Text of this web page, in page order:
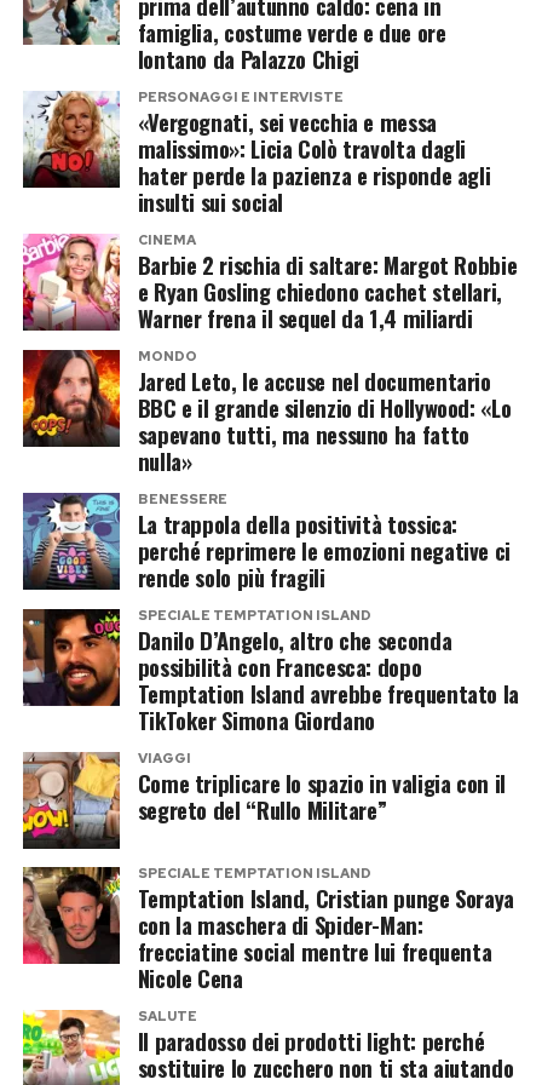
dolcificante e prediligere alimenti freschi e
integri rappresenta l’unica via sostenibile per
ritrovare l’autentica sazietà, proteggere il
microbiota e ripristinare i naturali segnali
metabolici del nostro corpo.
dotate di una parete cellulare particolarmente
resistente. Diventa quindi indispensabile lavare
accuratamente ogni singola foglia di lattuga
sotto un getto abbondante di acqua corrente
potabile, strofinando delicatamente le superfici
e rimuovendo le parti esterne eventualmente
rovinate prima del consumo.
Post Views: 162
una spiccata irritabilità. I medici di medicina
generale spiegano che «la vasodilatazione
indotta dal calore provoca un fisiologico calo
della pressione arteriosa, che a sua volta può
causare capogiri improvvisi quando ci si alza in
piedi o quando si rimane a lungo nella stessa
posizione». Nei casi più accentuati possono
comparire anche crampi muscolari e lievi stati di
nausea, segnali d’allarme indicativi di un deficit
idrico e salino che richiede un pronto intervento.
Alimentazione e idratazione: le
prime strategie di recupero
energetico
La prima linea di difesa contro l’esaurimento
delle energie parte da una corretta gestione
delle abitudini alimentari. Per compensare i
liquidi persi con la traspirazione, gli esperti
raccomandano di bere almeno due litri d’acqua
al giorno, evitando le bevande ghiacciate che
possono provocare congelamenti gastrici o
sbalzi termici dannosi. È opportuno privilegiare
pasti leggeri e frazionati nel corso della
giornata, ricchi di frutta e verdura di stagione
quali anguria, cetrioli, zucchine e melone,
alimenti naturali ad altissimo contenuto di
acqua, vitamine e minerali. I nutrizionisti
suggeriscono inoltre che «l’integrazione mirata
di magnesio e potassio aiuta a ripristinare il
famiglia, costume verde e due ore
lontano da Palazzo Chigi
PERSONAGGI E INTERVISTE
«Vergognati, sei vecchia e messa
malissimo»: Licia Colò travolta dagli
hater perde la pazienza e risponde agli
insulti sui social
CINEMA
Barbie 2 rischia di saltare: Margot Robbie
e Ryan Gosling chiedono cachet stellari,
Warner frena il sequel da 1,4 miliardi
MONDO
Jared Leto, le accuse nel documentario
BBC e il grande silenzio di Hollywood: «Lo
sapevano tutti, ma nessuno ha fatto
nulla»
BENESSERE
La trappola della positività tossica:
perché reprimere le emozioni negative ci
rende solo più fragili
SPECIALE TEMPTATION ISLAND
Danilo D’Angelo, altro che seconda
possibilità con Francesca: dopo
Temptation Island avrebbe frequentato la
TikToker Simona Giordano
VIAGGI
Come triplicare lo spazio in valigia con il
segreto del “Rullo Militare”
SPECIALE TEMPTATION ISLAND
Temptation Island, Cristian punge Soraya
con la maschera di Spider-Man:
frecciatine social mentre lui frequenta
Nicole Cena
SALUTE
Il paradosso dei prodotti light: perché
sostituire lo zucchero non ti sta aiutando